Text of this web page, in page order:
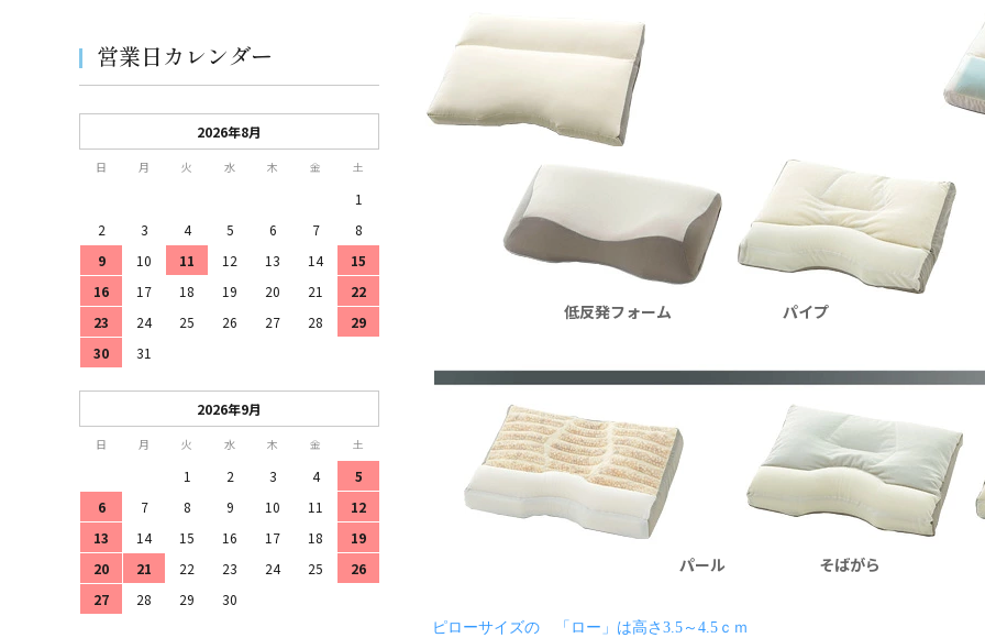
営業日カレンダー
2026年8月
日 月 火 水 木 金 土
1
2
3 4 5 6 7
8
9
10 11 12 13 14
15
16
17 18 19 20 21
22
23
24 25 26 27 28
29
30
31
2026年9月
日 月 火 水 木 金 土
1 2 3 4
5
6
7 8 9 10 11
12
13
14 15 16 17 18
19
20
21 22 23 24 25
26
27
28 29 30
低反発フォーム パイプ
パール そばがら
ピローサイズの 「ロー」は高さ3.5～4.5ｃｍ